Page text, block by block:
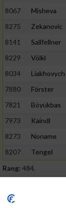
8067
Misheva
8275
Zekanovic
8141
Sallfellner
8229
Völkl
8034
Liakhovych
7880
Förster
7821
Böyükbas
7973
Kaindl
8273
Noname
8207
Tengel
Rang: 484.
ALBUM